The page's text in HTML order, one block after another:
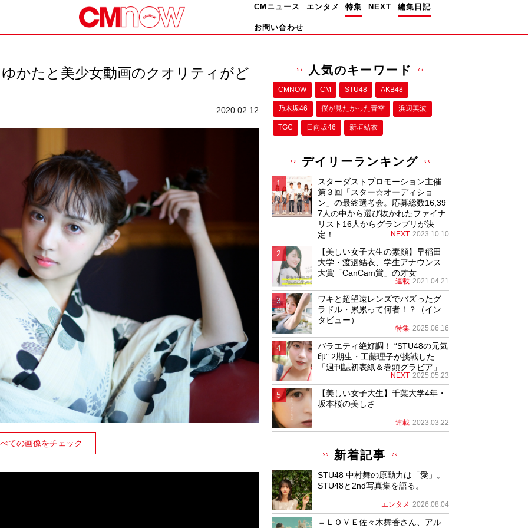
CMニュース エンタメ 特集 NEXT 編集日記
お問い合わせ
かたと美少女動画のクオリティがど
2020.02.12
ての画像をチェック
人気のキーワード
CMNOW CM STU48 AKB48
乃木坂46 僕が⾒たかった⻘空 浜辺美波
TGC 日向坂46 新垣結衣
デイリーランキング
スターダストプロモーション主催
第３回「スター☆オーディショ
ン」の最終選考会。応募総数16,39
7人の中から選び抜かれたファイナ
リスト16人からグランプリが決
定！
NEXT 2023.10.10
【美しい女子大生の素顔】早稲田
大学・渡邉結衣、学生アナウンス
大賞「CanCam賞」の才女
連載 2021.04.21
ワキと超望遠レンズでバズったグ
ラドル・累累って何者！？（イン
タビュー）
特集 2025.06.16
バラエティ絶好調！ “STU48の元気
印” 2期生・工藤理子が挑戦した
「週刊誌初表紙＆巻頭グラビア」
NEXT 2025.05.23
【美しい女子大生】千葉大学4年・
坂本桜の美しさ
連載 2023.03.22
新着記事
STU48 中村舞の原動力は「愛」。
STU48と2nd写真集を語る。
エンタメ 2026.08.04
＝ＬＯＶＥ佐々木舞香さん、アル